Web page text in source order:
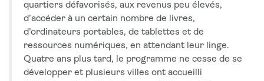
quartiers défavorisés, aux revenus peu élevés,
d’accéder à un certain nombre de livres,
d’ordinateurs portables, de tablettes et de
ressources numériques, en attendant leur linge.
Quatre ans plus tard, le programme ne cesse de se
développer et plusieurs villes ont accueilli